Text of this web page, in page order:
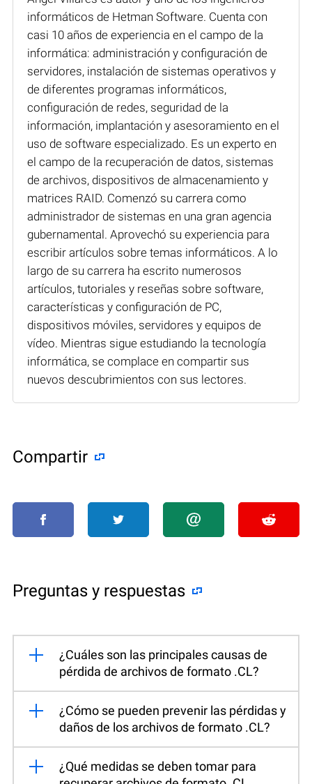
informáticos de Hetman Software. Cuenta con
casi 10 años de experiencia en el campo de la
informática: administración y configuración de
servidores, instalación de sistemas operativos y
de diferentes programas informáticos,
configuración de redes, seguridad de la
información, implantación y asesoramiento en el
uso de software especializado. Es un experto en
el campo de la recuperación de datos, sistemas
de archivos, dispositivos de almacenamiento y
matrices RAID. Comenzó su carrera como
administrador de sistemas en una gran agencia
gubernamental. Aprovechó su experiencia para
escribir artículos sobre temas informáticos. A lo
largo de su carrera ha escrito numerosos
artículos, tutoriales y reseñas sobre software,
características y configuración de PC,
dispositivos móviles, servidores y equipos de
vídeo. Mientras sigue estudiando la tecnología
informática, se complace en compartir sus
nuevos descubrimientos con sus lectores.
Compartir
Preguntas y respuestas
¿Cuáles son las principales causas de
pérdida de archivos de formato .CL?
¿Cómo se pueden prevenir las pérdidas y
daños de los archivos de formato .CL?
¿Qué medidas se deben tomar para